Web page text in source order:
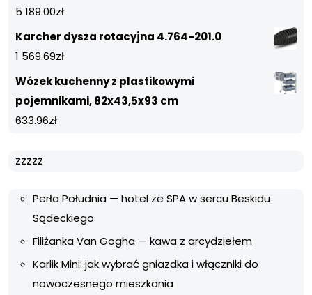
5 189.00zł
Karcher dysza rotacyjna 4.764-201.0
1 569.69zł
Wózek kuchenny z plastikowymi
pojemnikami, 82x43,5x93 cm
633.96zł
zzzzz
Perła Południa — hotel ze SPA w sercu Beskidu
Sądeckiego
Filiżanka Van Gogha — kawa z arcydziełem
Karlik Mini: jak wybrać gniazdka i włączniki do
nowoczesnego mieszkania